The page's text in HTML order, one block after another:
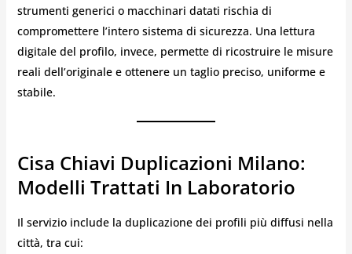
strumenti generici o macchinari datati rischia di
compromettere l’intero sistema di sicurezza. Una lettura
digitale del profilo, invece, permette di ricostruire le misure
reali dell’originale e ottenere un taglio preciso, uniforme e
stabile.
Cisa Chiavi Duplicazioni Milano:
Modelli Trattati In Laboratorio
Il servizio include la duplicazione dei profili più diffusi nella
città, tra cui: